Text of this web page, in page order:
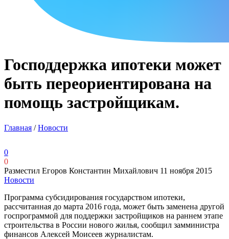
Господдержка ипотеки может
быть переориентирована на
помощь застройщикам.
Главная /Новости
0
0
Разместил Егоров Константин Михайлович 11 ноября 2015
Новости
Программа субсидирования государством ипотеки,
рассчитанная до марта 2016 года, может быть заменена другой
госпрограммой для поддержки застройщиков на раннем этапе
строительства в России нового жилья, сообщил замминистра
финансов Алексей Моисеев журналистам.